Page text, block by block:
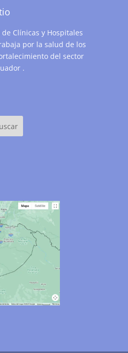
Clínicas y Hospitales
por la salud de los
del sector
.